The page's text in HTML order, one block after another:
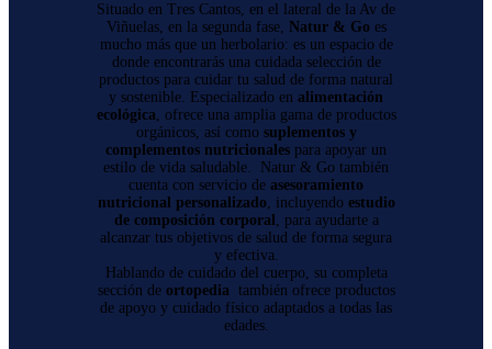
Situado en Tres Cantos, en el lateral de la Av de
Viñuelas, en la segunda fase, Natur & Goes
mucho más que un herbolario: es un espacio de
donde encontrarás una cuidada selección de
productos para cuidar tu salud de forma natural
y sostenible. Especializado en alimentación
ecológica, ofrece una amplia gama de productos
orgánicos, así como suplementos y
complementos nutricionales para apoyar un
estilo de vida saludable. Natur & Go también
cuenta con servicio de asesoramiento
nutricional personalizado, incluyendo estudio
de composición corporal , para ayudarte a
alcanzar tus objetivos de salud de forma segura
y efectiva.
Hablando de cuidado del cuerpo, su completa
sección de ortopediatambién ofrece productos
de apoyo y cuidado físico adaptados a todas las
edades.